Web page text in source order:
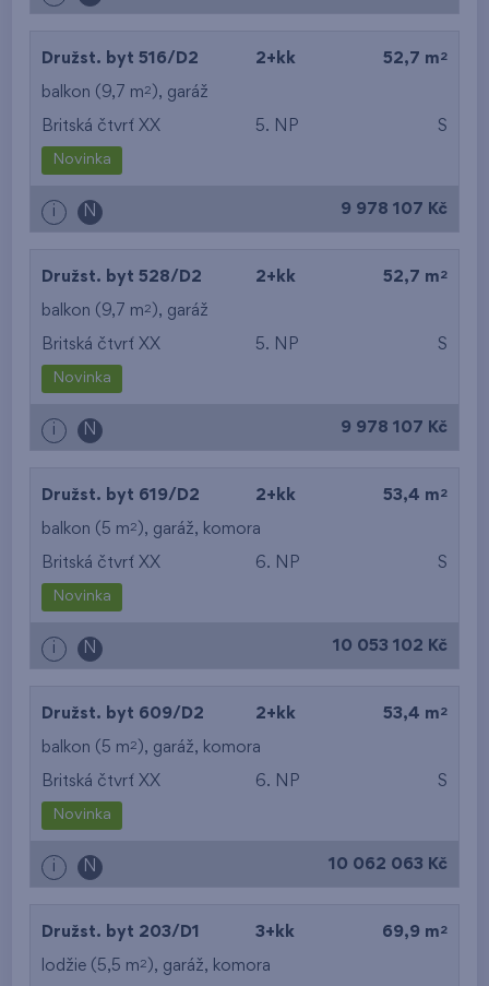
Družst. byt 516/D2 2+kk 52,7 m 2
balkon (9,7 m2 ), garáž
Britská čtvrť XX 5. NP S
Novinka
i N 9 978 107 Kč
Družst. byt 528/D2 2+kk 52,7 m 2
balkon (9,7 m2 ), garáž
Britská čtvrť XX 5. NP S
Novinka
i N 9 978 107 Kč
Družst. byt 619/D2 2+kk 53,4 m 2
balkon (5 m2 ), garáž, komora
Britská čtvrť XX 6. NP S
Novinka
i N 10 053 102 Kč
Družst. byt 609/D2 2+kk 53,4 m 2
balkon (5 m2 ), garáž, komora
Britská čtvrť XX 6. NP S
Novinka
i N 10 062 063 Kč
Družst. byt 203/D1 3+kk 69,9 m 2
lodžie (5,5 m2 ), garáž, komora